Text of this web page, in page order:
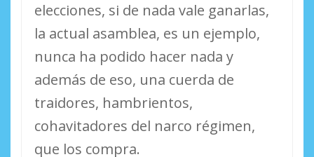
elecciones, si de nada vale ganarlas,
la actual asamblea, es un ejemplo,
nunca ha podido hacer nada y
además de eso, una cuerda de
traidores, hambrientos,
cohavitadores del narco régimen,
que los compra.